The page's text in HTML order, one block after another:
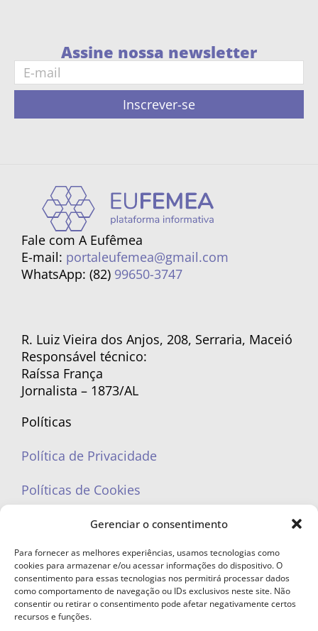
Gerenciar o consentimento
Para fornecer as melhores experiências, usamos tecnologias como
cookies para armazenar e/ou acessar informações do dispositivo. O
consentimento para essas tecnologias nos permitirá processar dados
como comportamento de navegação ou IDs exclusivos neste site. Não
consentir ou retirar o consentimento pode afetar negativamente certos
recursos e funções.
Assine nossa newsletter
Inscrever-se
Fale com A Eufêmea
E-mail: portaleufemea@gmail.com
WhatsApp: (82) 99650-3747
R. Luiz Vieira dos Anjos, 208, Serraria, Maceió
Responsável técnico:
Raíssa França
Jornalista – 1873/AL
Políticas
Política de Privacidade
Políticas de Cookies
portaleufemea@gmail.com